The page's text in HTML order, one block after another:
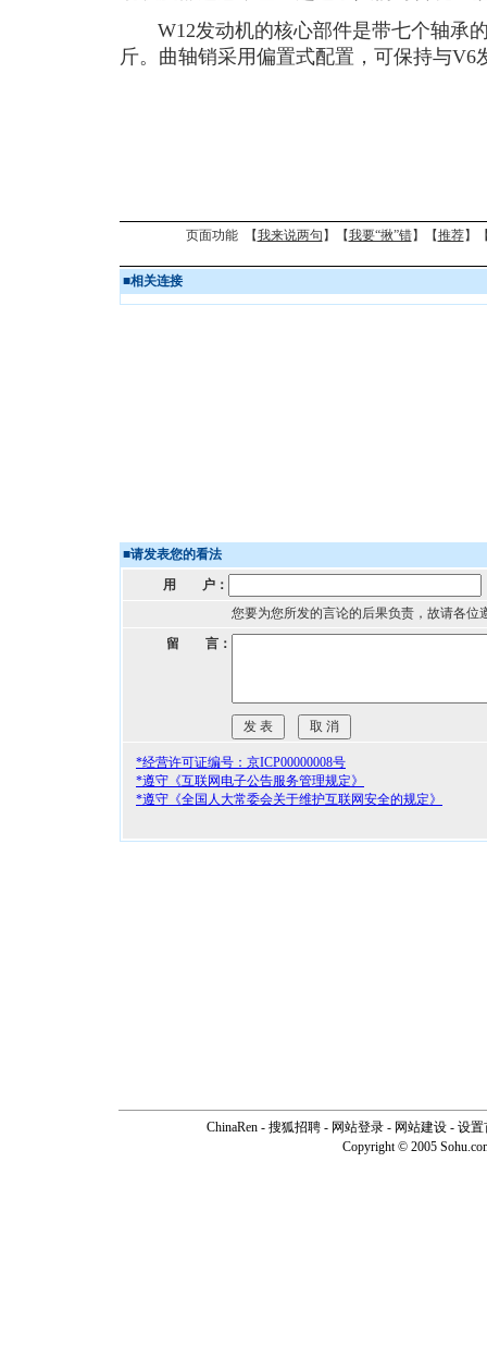
W12发动机的核心部件是带七个轴承的
斤。曲轴销采用偏置式配置，可保持与
页面功能 【我来说两句 】【我要“揪”错】【推荐】
■相关连接
■请发表您的看法
用 户：
您要为您所发的言论的后果负责，故请各位
留 言：
*经营许可证编号：京ICP00000008号
*遵守《互联网电子公告服务管理规定》
*遵守《全国人大常委会关于维护互联网安全的规定》
ChinaRen - 搜狐招聘 - 网站登录 - 网站建设 - 设置
Copyright © 2005